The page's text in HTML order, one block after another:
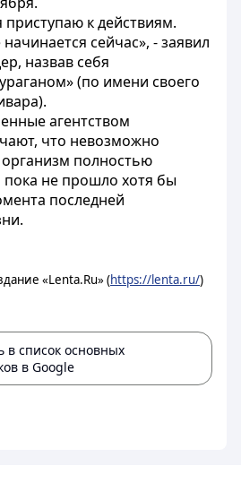
к действиям.
сейчас», - заявил
назвав себя
(по имени своего
агентством
что невозможно
полностью
пока не прошло хотя бы
последней
«Lenta.Ru» (https://lenta.ru/)
в список основных
в Google